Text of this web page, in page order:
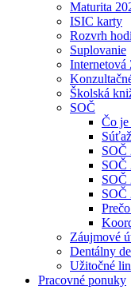
Maturita
ISIC karty
Rozvrh
Suplovanie
Internetová
Školská
SOČ
Čo je
SOČ
SOČ
SOČ
SOČ
Záujmové
Dentálny
Užitočné
Pracovné ponuky